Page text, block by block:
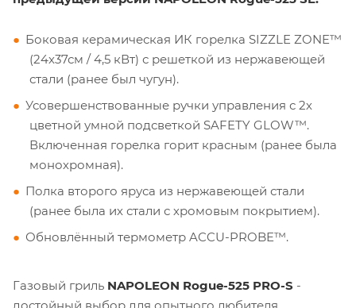
Боковая керамическая ИК горелка SIZZLE ZONE™
(24х37см / 4,5 кВт) с решеткой из нержавеющей
стали (ранее был чугун).
Усовершенствованные ручки управления с 2х
цветной умной подсветкой SAFETY GLOW™.
Включенная горелка горит красным (ранее была
монохромная).
Полка второго яруса из нержавеющей стали
(ранее была их стали с хромовым покрытием).
Обновлённый термометр ACCU-PROBE™.
Газовый гриль NAPOLEON Rogue-525 PRO-S -